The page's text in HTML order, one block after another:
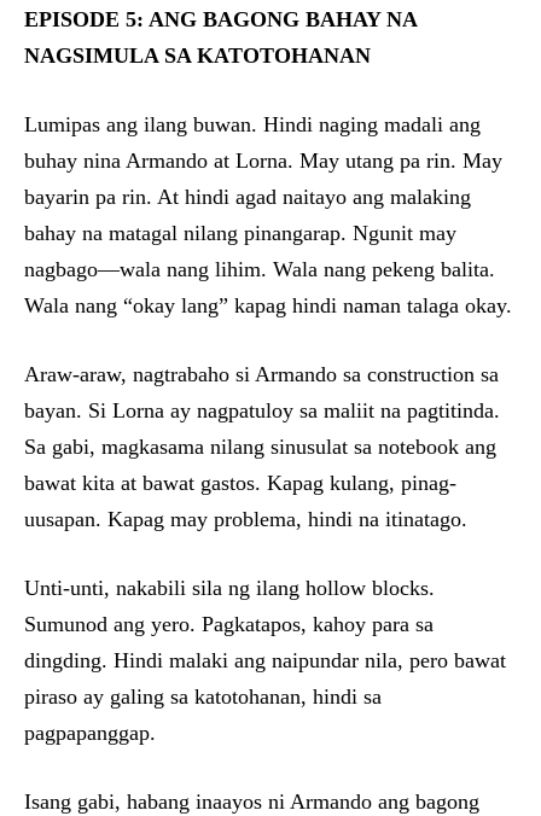
EPISODE 5: ANG BAGONG BAHAY NA
NAGSIMULA SA KATOTOHANAN
Lumipas ang ilang buwan. Hindi naging madali ang
buhay nina Armando at Lorna. May utang pa rin. May
bayarin pa rin. At hindi agad naitayo ang malaking
bahay na matagal nilang pinangarap. Ngunit may
nagbago—wala nang lihim. Wala nang pekeng balita.
Wala nang “okay lang” kapag hindi naman talaga okay.
Araw-araw, nagtrabaho si Armando sa construction sa
bayan. Si Lorna ay nagpatuloy sa maliit na pagtitinda.
Sa gabi, magkasama nilang sinusulat sa notebook ang
bawat kita at bawat gastos. Kapag kulang, pinag-
uusapan. Kapag may problema, hindi na itinatago.
Unti-unti, nakabili sila ng ilang hollow blocks.
Sumunod ang yero. Pagkatapos, kahoy para sa
dingding. Hindi malaki ang naipundar nila, pero bawat
piraso ay galing sa katotohanan, hindi sa
pagpapanggap.
Isang gabi, habang inaayos ni Armando ang bagong